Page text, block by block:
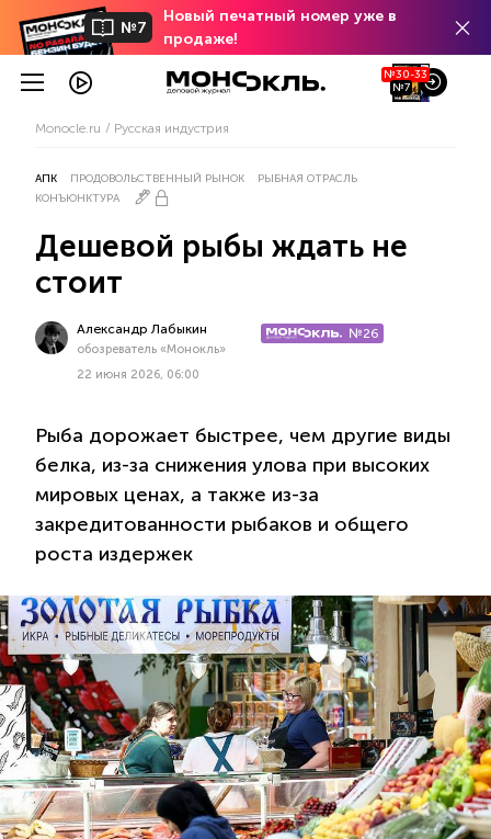
№7
Новый печатный номер уже в
продаже!
№30-33
№7
Monocle.ru Русская индустрия
АПК ПРОДОВОЛЬСТВЕННЫЙ РЫНОК
РЫБНАЯ ОТРАСЛЬ
КОНЪЮНКТУРА
Дешевой рыбы ждать не
стоит
Александр Лабыкин
обозреватель «Монокль»
22 июня 2026, 06:00
№26
Рыба дорожает быстрее, чем другие виды
белка, из-за снижения улова при высоких
мировых ценах, а также из-за
закредитованности рыбаков и общего
роста издержек